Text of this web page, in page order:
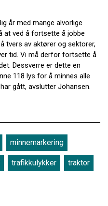
år med mange alvorlige
at ved å fortsette å jobbe
tvers av aktører og sektorer,
tid. Vi må derfor fortsette å
Dessverre er dette en
118 lys for å minnes alle
gått, avslutter Johansen.
minnemarkering
trafikkulykker traktor